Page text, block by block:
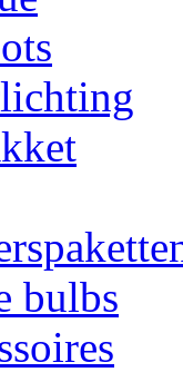
bulbs